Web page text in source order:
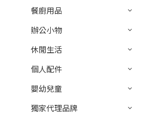
餐廚用品
辦公小物
休閒生活
個人配件
嬰幼兒童
獨家代理品牌